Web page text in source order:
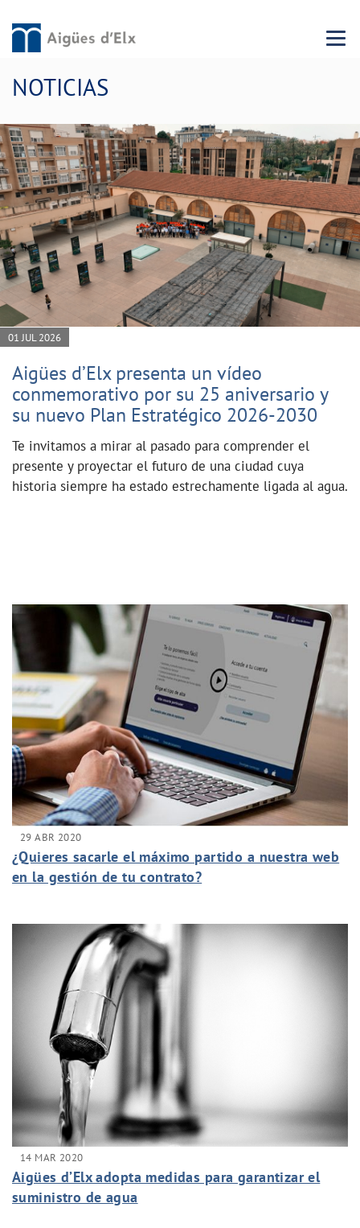
Menu
NOTICIAS
01 JUL 2026
Aigües d’Elx presenta un vídeo
conmemorativo por su 25 aniversario y
su nuevo Plan Estratégico 2026-2030
Te invitamos a mirar al pasado para comprender el
presente y proyectar el futuro de una ciudad cuya
historia siempre ha estado estrechamente ligada al agua.
29 ABR 2020
¿Quieres sacarle el máximo partido a nuestra web
en la gestión de tu contrato?
14 MAR 2020
Aigües d’Elx adopta medidas para garantizar el
suministro de agua